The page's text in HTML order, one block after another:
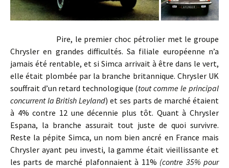
Pire, le premier choc pétrolier met le groupe
Chrysler en grandes difficultés. Sa filiale européenne n’a
jamais été rentable, et si Simca arrivait à être dans le vert,
elle était plombée par la branche britannique. Chrysler UK
souffrait d’un retard technologique (tout comme le principal
concurrent la British Leyland) et ses parts de marché étaient
à 4% contre 12 une décennie plus tôt. Quant à Chrysler
Espana, la branche assurait tout juste de quoi survivre.
Reste la pépite Simca, un nom bien ancré en France mais
Chrysler ayant peu investi, la gamme était vieillissante et
les parts de marché plafonnaient à 11% (contre 35% pour